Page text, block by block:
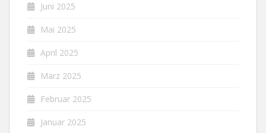
Juni 2025
Mai 2025
April 2025
März 2025
Februar 2025
Januar 2025